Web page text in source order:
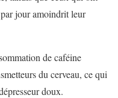
jour amoindrit leur
de caféine
du cerveau, ce qui
doux.